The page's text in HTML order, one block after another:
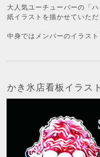
大人気ユーチューバーの「
紙イラストを描かせていただ
中身ではメンバーのイラスト
かき氷店看板イラスト